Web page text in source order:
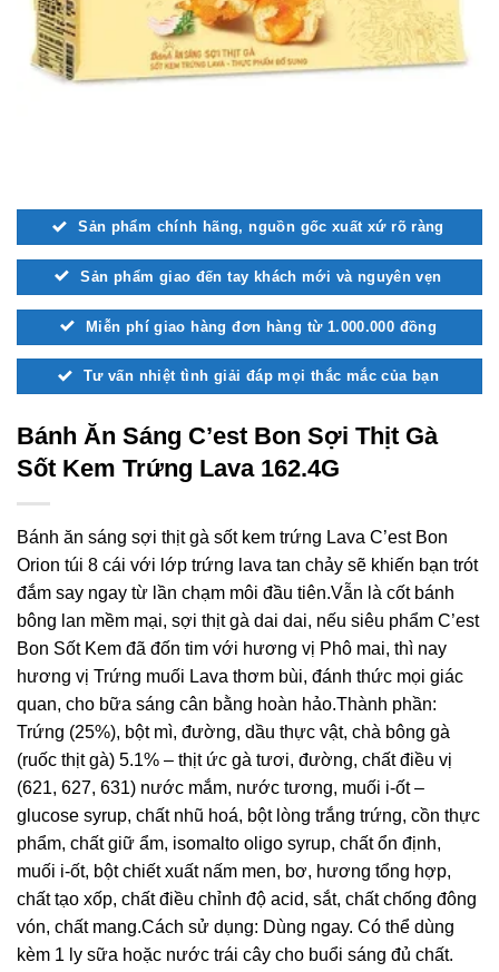
Sản phẩm chính hãng, nguồn gốc xuất xứ rõ ràng
Sản phẩm giao đến tay khách mới và nguyên vẹn
Miễn phí giao hàng đơn hàng từ 1.000.000 đồng
Tư vấn nhiệt tình giải đáp mọi thắc mắc của bạn
Bánh Ăn Sáng C’est Bon Sợi Thịt Gà
Sốt Kem Trứng Lava 162.4G
Bánh ăn sáng sợi thịt gà sốt kem trứng Lava C’est Bon
Orion túi 8 cái với lớp trứng lava tan chảy sẽ khiến bạn trót
đắm say ngay từ lần chạm môi đầu tiên.Vẫn là cốt bánh
bông lan mềm mại, sợi thịt gà dai dai, nếu siêu phẩm C’est
Bon Sốt Kem đã đốn tim với hương vị Phô mai, thì nay
hương vị Trứng muối Lava thơm bùi, đánh thức mọi giác
quan, cho bữa sáng cân bằng hoàn hảo.Thành phần:
Trứng (25%), bột mì, đường, dầu thực vật, chà bông gà
(ruốc thịt gà) 5.1% – thịt ức gà tươi, đường, chất điều vị
(621, 627, 631) nước mắm, nước tương, muối i-ốt –
glucose syrup, chất nhũ hoá, bột lòng trắng trứng, cồn thực
phẩm, chất giữ ẩm, isomalto oligo syrup, chất ổn định,
muối i-ốt, bột chiết xuất nấm men, bơ, hương tổng hợp,
chất tạo xốp, chất điều chỉnh độ acid, sắt, chất chống đông
vón, chất mang.Cách sử dụng: Dùng ngay. Có thể dùng
kèm 1 ly sữa hoặc nước trái cây cho buổi sáng đủ chất.